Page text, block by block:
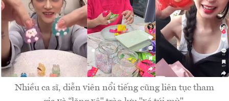
Nhiều ca sĩ, diễn viên nổi tiếng cũng liên tục tham